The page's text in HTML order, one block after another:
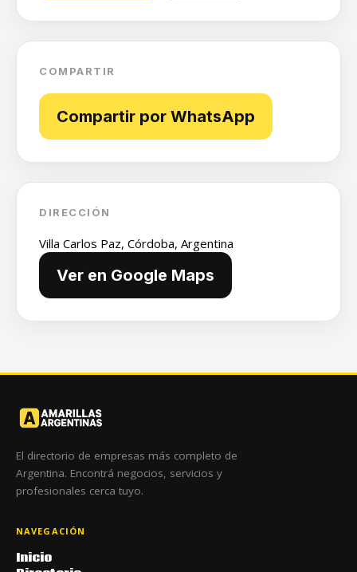
COMPARTIR
Compartir por WhatsApp
DIRECCIÓN
Villa Carlos Paz, Córdoba, Argentina
Ver en Google Maps
El directorio de empresas más completo de
Argentina. Encontrá negocios, servicios y
profesionales cerca tuyo.
NAVEGACIÓN
Inicio